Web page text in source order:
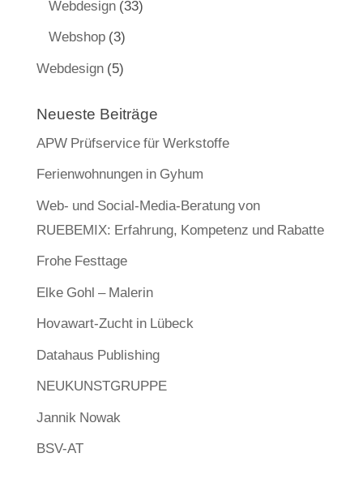
Webdesign(33)
Webshop(3)
Webdesign(5)
Neueste Beiträge
APW Prüfservice für Werkstoffe
Ferienwohnungen in Gyhum
Web- und Social-Media-Beratung von
RUEBEMIX: Erfahrung, Kompetenz und Rabatte
Frohe Festtage
Elke Gohl – Malerin
Hovawart-Zucht in Lübeck
Datahaus Publishing
NEUKUNSTGRUPPE
Jannik Nowak
BSV-AT